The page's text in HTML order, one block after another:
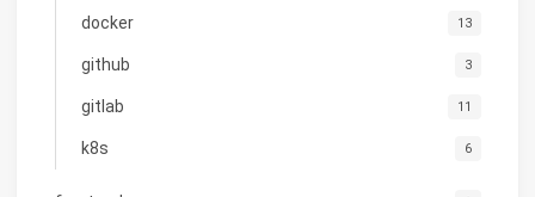
docker 13
github 3
gitlab 11
k8s 6